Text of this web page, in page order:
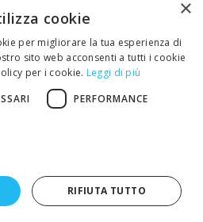
coassiali BNC maschi
F
FME
MINI-UHF
N
connettori coassiali N
coassiali N femmine
coassiali N maschi
TNC
UHF
×
cookie
per migliorare la tua esperienza di
sito web acconsenti a tutti i cookie
per i cookie. Leggi di più
PERFORMANCE
RIFIUTA TUTTO